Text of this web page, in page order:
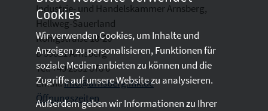
Industrie- und Handelskammer Arnsberg,
Hellweg-Sauerland
Königstraße 18-20
D 59821 Arnsberg
Tel: +49 2931 878 0
Email:info@arnsberg.ihk.de
Öffnungszeiten
Cookies
Wir verwenden Cookies, um Inhalte und
Anzeigen zu personalisieren, Funktionen für
soziale Medien anbieten zu können und die
Zugriffe auf unsere Website zu analysieren.
Außerdem geben wir Informationen zu Ihrer